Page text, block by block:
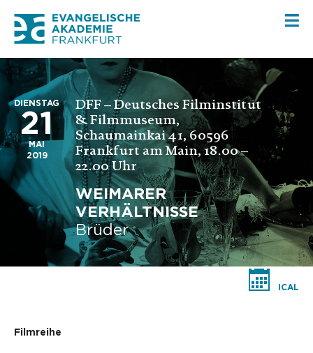
DIENSTAG
21
MAI
2019
DFF – Deutsches Filminstitut
& Filmmuseum,
Schaumainkai 41, 60596
Frankfurt am Main, 18.00 –
22.00 Uhr
WEIMARER
VERHÄLTNISSE
Brüder
ICAL
Filmreihe